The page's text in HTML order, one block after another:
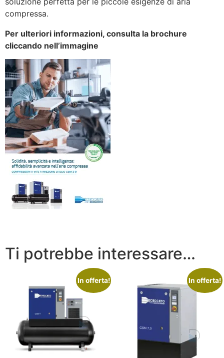
compressa.
Per ulteriori informazioni, consulta la brochure
cliccando nell’immagine
Ti potrebbe interessare…
In offerta! In offerta!